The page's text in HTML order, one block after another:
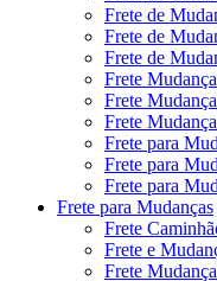
Frete de
Frete de
Frete de
Frete Mudança
Frete
Frete
Frete para
Frete para
Frete para
Frete para Mudanças
Frete
Frete e
Frete